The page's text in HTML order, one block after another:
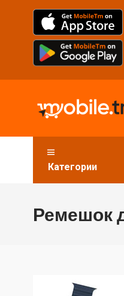
Категории
Ремешок